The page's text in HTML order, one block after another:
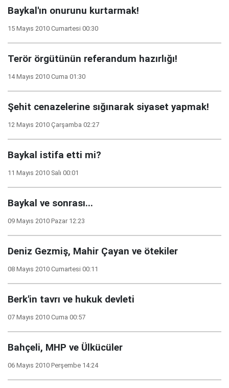
Baykal'ın onurunu kurtarmak!
15 Mayıs 2010 Cumartesi 00:30
Terör örgütünün referandum hazırlığı!
14 Mayıs 2010 Cuma 01:30
Şehit cenazelerine sığınarak siyaset yapmak!
12 Mayıs 2010 Çarşamba 02:27
Baykal istifa etti mi?
11 Mayıs 2010 Salı 00:01
Baykal ve sonrası...
09 Mayıs 2010 Pazar 12:23
Deniz Gezmiş, Mahir Çayan ve ötekiler
08 Mayıs 2010 Cumartesi 00:11
Berk'in tavrı ve hukuk devleti
07 Mayıs 2010 Cuma 00:57
Bahçeli, MHP ve Ülkücüler
06 Mayıs 2010 Perşembe 14:24